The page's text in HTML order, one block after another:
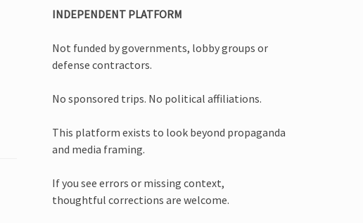
INDEPENDENT PLATFORM
Not funded by governments, lobby groups or
defense contractors.
No sponsored trips. No political affiliations.
This platform exists to look beyond propaganda
and media framing.
If you see errors or missing context,
thoughtful corrections are welcome.